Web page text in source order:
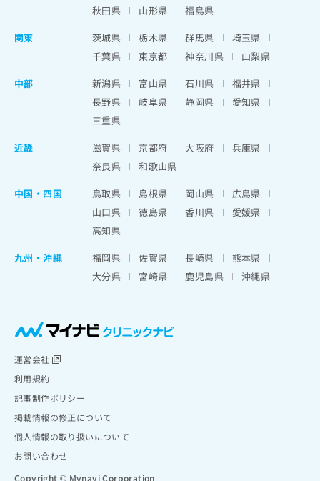
秋田県
山形県
福島県
関東
茨城県 栃木県 群馬県
埼玉県
千葉県
東京都 神奈川県
山梨県
中部
新潟県 富山県 石川県
福井県
長野県
岐阜県 静岡県
愛知県
三重県
近畿
滋賀県 京都府 大阪府
兵庫県
奈良県
和歌山県
中国・四国
鳥取県 島根県 岡山県
広島県
山口県
徳島県 香川県
愛媛県
高知県
九州・沖縄
福岡県 佐賀県 長崎県
熊本県
大分県
宮崎県 鹿児島県 沖縄県
運営会社
利用規約
記事制作ポリシー
掲載情報の修正について
個人情報の取り扱いについて
お問い合わせ
Copyright © Mynavi Corporation